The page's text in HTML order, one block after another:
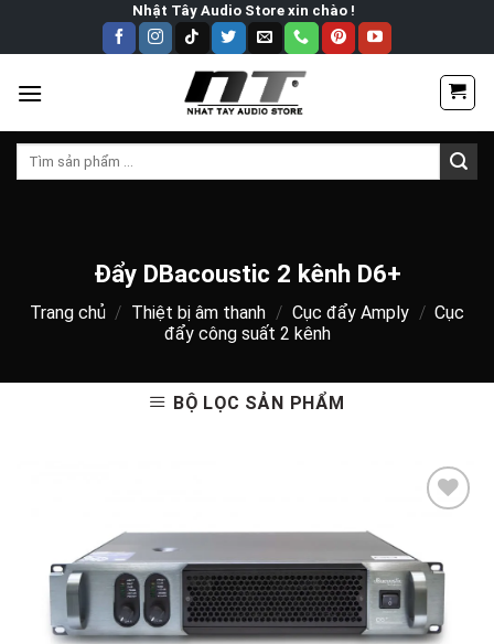
Nhật Tây Audio Store xin chào !
Tìm
Đẩy DBacoustic 2 kênh D6+
Trang chủ / Thiệt bị âm thanh / Cục đẩy Amply / Cục
đẩy công suất 2 kênh
BỘ LỌC SẢN PHẨM
Add to
wishlist